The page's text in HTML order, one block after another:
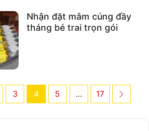
Nhận đặt mâm cúng đầy
tháng bé trai trọn gói
Page
3 Page
4 Page
5 … Page
17 Next